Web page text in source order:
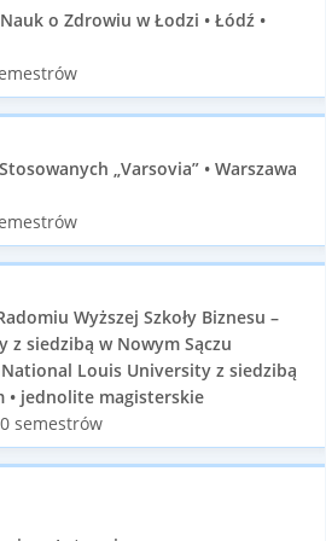
o Zdrowiu w Łodzi • Łódź •
„Varsovia” • Warszawa
Wyższej Szkoły Biznesu –
siedzibą w Nowym Sączu
National Louis University z siedzibą
• jednolite magisterskie
semestrów